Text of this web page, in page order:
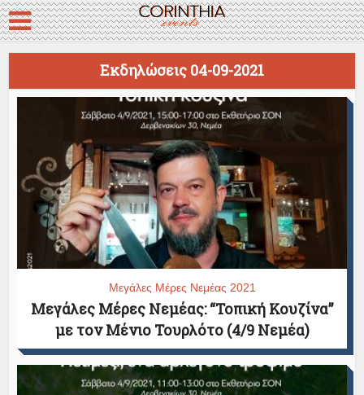
Εκδηλώσεις 04-09-2021
Μεγάλες Μέρες Νεμέας 2021
Μεγάλες Μέρες Νεμέας: “Τοπική Κουζίνα”
με τον Μένιο Τουρλότο (4/9 Νεμέα)